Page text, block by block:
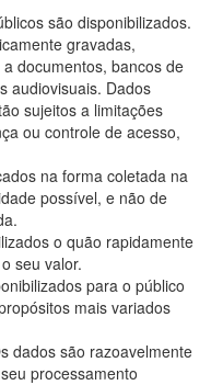
são disponibilizados.
gravadas,
documentos, bancos de
audiovisuais. Dados
sujeitos a limitações
ou controle de acesso,
na forma coletada na
possível, e não de
o quão rapidamente
seu valor.
para o público
mais variados
dados são razoavelmente
processamento